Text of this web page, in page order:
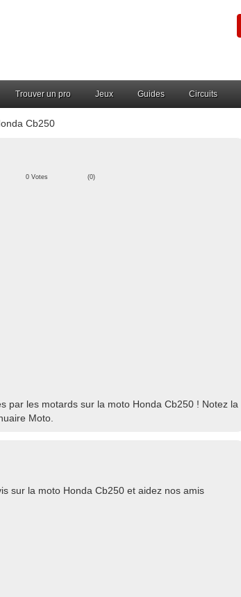
Trouver un pro Jeux Guides Circuits
Cb250
0 Votes (0)
par les motards sur la moto Honda Cb250 ! Notez la
Moto.
sur la moto Honda Cb250 et aidez nos amis